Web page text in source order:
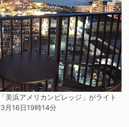
美浜アメリカンビレッジ」がライト
月16日19時14分